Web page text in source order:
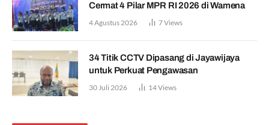
Cermat 4 Pilar MPR RI 2026 di Wamena
4 Agustus 2026 7Views
34 Titik CCTV Dipasang di Jayawijaya
untuk Perkuat Pengawasan
30 Juli 2026 14Views